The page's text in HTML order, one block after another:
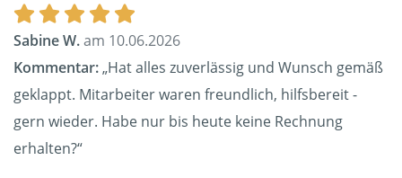
Sabine W.am 10.06.2026
Kommentar:„Hat alles zuverlässig und Wunsch gemäß
geklappt. Mitarbeiter waren freundlich, hilfsbereit -
gern wieder. Habe nur bis heute keine Rechnung
erhalten?“